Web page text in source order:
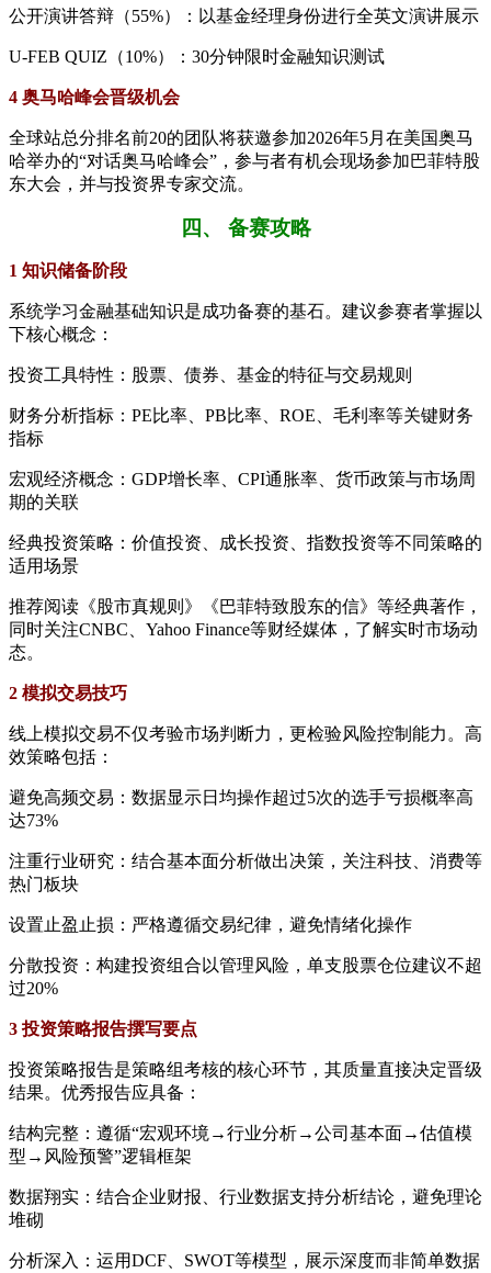
公开演讲答辩（55%）：以基金经理身份进行全英文演讲展示
U-FEB QUIZ（10%）：30分钟限时金融知识测试
4 奥马哈峰会晋级机会
全球站总分排名前20的团队将获邀参加2026年5月在美国奥马
哈举办的“对话奥马哈峰会”，参与者有机会现场参加巴菲特股
东大会，并与投资界专家交流。
四、 备赛攻略
1 知识储备阶段
系统学习金融基础知识是成功备赛的基石。建议参赛者掌握以
下核心概念：
投资工具特性：股票、债券、基金的特征与交易规则
财务分析指标：PE比率、PB比率、ROE、毛利率等关键财务
指标
宏观经济概念：GDP增长率、CPI通胀率、货币政策与市场周
期的关联
经典投资策略：价值投资、成长投资、指数投资等不同策略的
适用场景
推荐阅读《股市真规则》《巴菲特致股东的信》等经典著作，
同时关注CNBC、Yahoo Finance等财经媒体，了解实时市场动
态。
2 模拟交易技巧
线上模拟交易不仅考验市场判断力，更检验风险控制能力。高
效策略包括：
避免高频交易：数据显示日均操作超过5次的选手亏损概率高
达73%
注重行业研究：结合基本面分析做出决策，关注科技、消费等
热门板块
设置止盈止损：严格遵循交易纪律，避免情绪化操作
分散投资：构建投资组合以管理风险，单支股票仓位建议不超
过20%
3 投资策略报告撰写要点
投资策略报告是策略组考核的核心环节，其质量直接决定晋级
结果。优秀报告应具备：
结构完整：遵循“宏观环境→行业分析→公司基本面→估值模
型→风险预警”逻辑框架
数据翔实：结合企业财报、行业数据支持分析结论，避免理论
堆砌
分析深入：运用DCF、SWOT等模型，展示深度而非简单数据